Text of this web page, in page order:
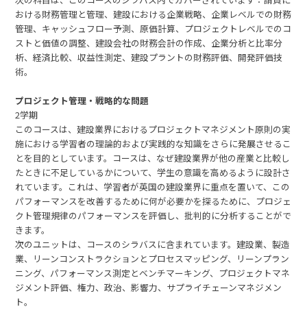
おける財務管理と管理、建設における企業戦略、企業レベルでの財務
管理、キャッシュフロー予測、原価計算、プロジェクトレベルでのコ
ストと価値の調整、建設会社の財務会計の作成、企業分析と比率分
析、経済比較、収益性測定、建設プラントの財務評価、開発評価技
術。
プロジェクト管理・戦略的な問題
2学期
このコースは、建設業界におけるプロジェクトマネジメント原則の実
施における学習者の理論的および実践的な知識をさらに発展させるこ
とを目的としています。コースは、なぜ建設業界が他の産業と比較し
たときに不足しているかについて、学生の意識を高めるように設計さ
れています。これは、学習者が英国の建設業界に重点を置いて、この
パフォーマンスを改善するために何が必要かを探るために、プロジェ
クト管理規律のパフォーマンスを評価し、批判的に分析することがで
きます。
次のユニットは、コースのシラバスに含まれています。建設業、製造
業、リーンコンストラクションとプロセスマッピング、リーンプラン
ニング、パフォーマンス測定とベンチマーキング、プロジェクトマネ
ジメント評価、権力、政治、影響力、サプライチェーンマネジメン
ト。